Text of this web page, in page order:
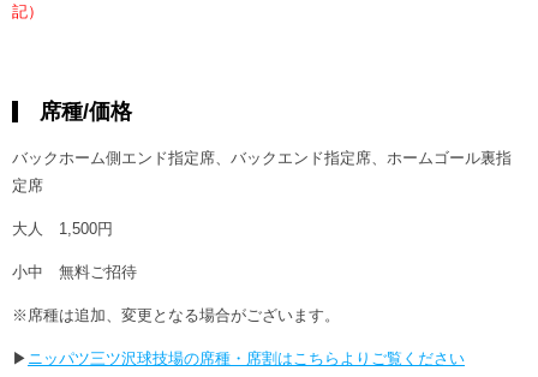
記）
席種/価格
バックホーム側エンド指定席、バックエンド指定席、ホームゴール裏指
定席
大人 1,500円
小中 無料ご招待
※席種は追加、変更となる場合がございます。
▶ ニッパツ三ツ沢球技場の席種・席割はこちらよりご覧ください